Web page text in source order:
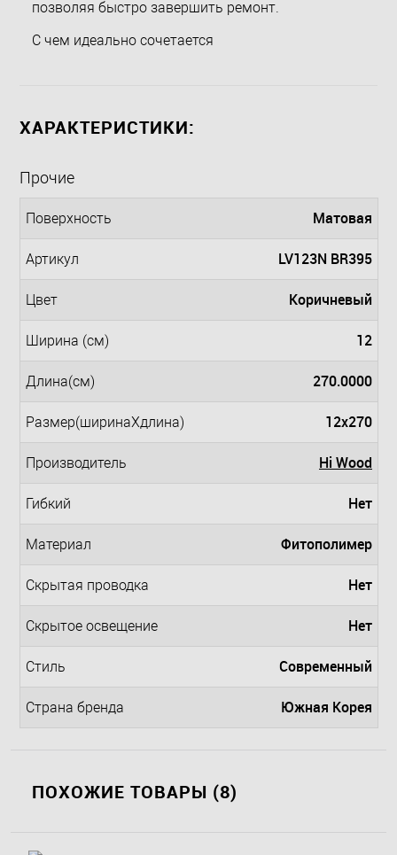
позволяя быстро завершить ремонт.
С чем идеально сочетается
ХАРАКТЕРИСТИКИ:
Прочие
Поверхность Матовая
Артикул LV123N BR395
Цвет Коричневый
Ширина (см) 12
Длина(см) 270.0000
Размер(ширинаXдлина) 12x270
Производитель Hi Wood
Гибкий Нет
Материал Фитополимер
Скрытая проводка Нет
Скрытое освещение Нет
Стиль Современный
Страна бренда Южная Корея
ПОХОЖИЕ ТОВАРЫ (8)